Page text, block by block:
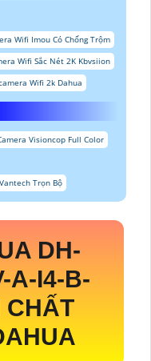
Wifi Imou Có Chống Trộm
Wifi Sắc Nét 2K Kbvsiion
Wifi 2k Dahua
Visioncop Full Color
Trọn Bộ
DH-
A-I4-B-
CHẤT